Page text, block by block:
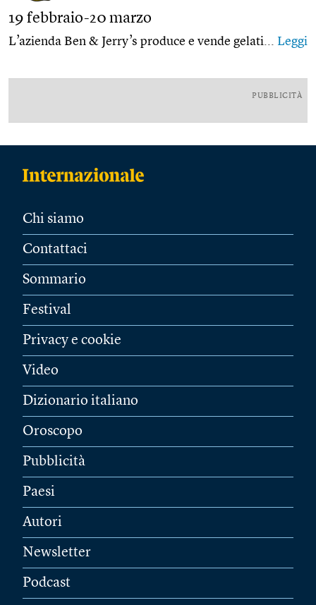
19 febbraio-20 marzo
L’azienda Ben & Jerry’s produce e vende gelati... Leggi
PUBBLICITÀ
Chi siamo
Contattaci
Sommario
Festival
Privacy e cookie
Video
Dizionario italiano
Oroscopo
Pubblicità
Paesi
Autori
Newsletter
Podcast